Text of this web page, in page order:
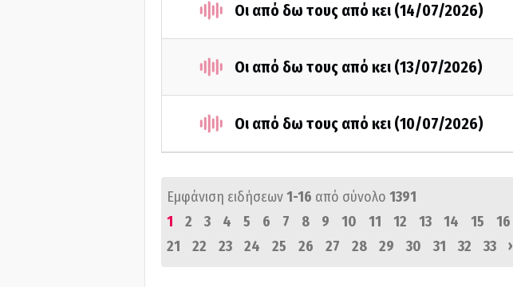
Οι από δω τους από κει (14/07/2026)
Οι από δω τους από κει (13/07/2026)
Οι από δω τους από κει (10/07/2026)
Εμφάνιση ειδήσεων1-16 από σύνολο 1391
1
2 3 4 5 6 7 8 9 10 11 12 13 14 15 16
21
22 23 24 25 26 27 28 29 30 31 32 33 ›